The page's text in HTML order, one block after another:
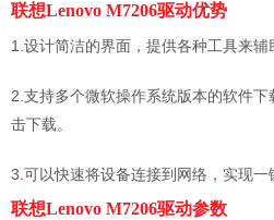
联想Lenovo M7206驱动优势
1.设计简洁的界面，提供各种工具来辅
2.支持多个微软操作系统版本的软件
击下载。
3.可以快速将设备连接到网络，实现一
联想Lenovo M7206驱动参数